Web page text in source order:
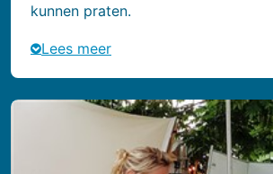
kunnen praten.
Lees meer